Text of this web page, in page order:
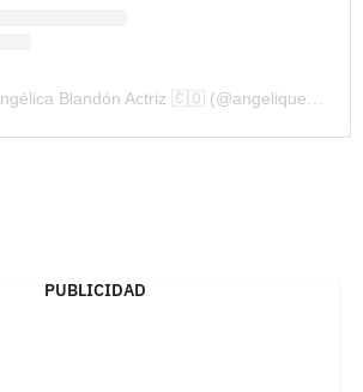
A post shared by Angélica Blandón Actriz 🇨🇴 (@angelique_blandon)
PUBLICIDAD